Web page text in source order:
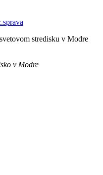
stredisku v Modre
v Modre